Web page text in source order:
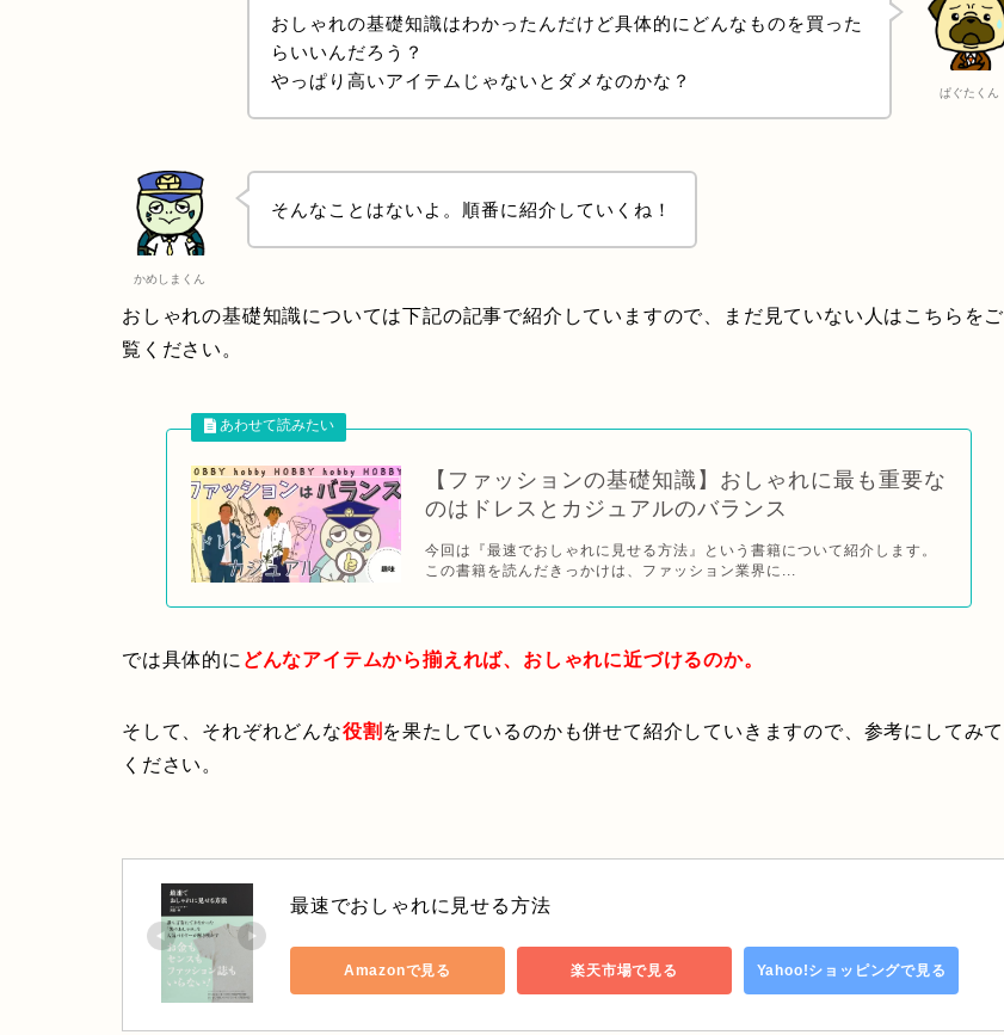
ぱぐたくん
おしゃれの基礎知識はわかったんだけど具体的にどんなものを買った
らいいんだろう？
やっぱり高いアイテムじゃないとダメなのかな？
かめしまくん
そんなことはないよ。順番に紹介していくね！
おしゃれの基礎知識については下記の記事で紹介していますので、まだ見ていない人はこちらをご
覧ください。
【ファッションの基礎知識】おしゃれに最も重要な
のはドレスとカジュアルのバランス
今回は『最速でおしゃれに見せる方法』という書籍について紹介します。
この書籍を読んだきっかけは、ファッション業界に...
では具体的に どんなアイテムから揃えれば、おしゃれに近づけるのか。
そして、それぞれどんな役割 を果たしているのかも併せて紹介していきますので、参考にしてみて
ください。
最速でおしゃれに見せる方法
Amazonで見る 楽天市場で見る Yahoo!ショッピングで見る